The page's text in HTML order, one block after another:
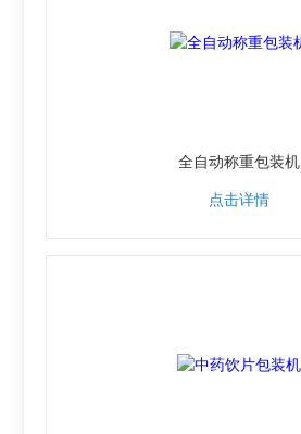
全自动称重包装机
点击详情